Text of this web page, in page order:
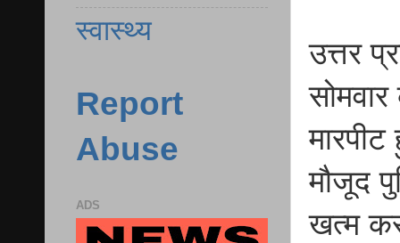
उत्तर
मौजूद
खत्म
स्वास्थ्य
Report
Abuse
ADS